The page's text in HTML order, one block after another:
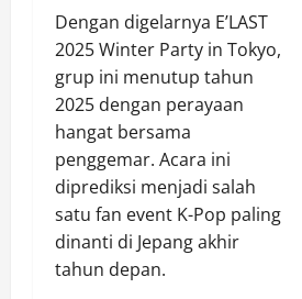
Dengan digelarnya E’LAST
2025 Winter Party in Tokyo,
grup ini menutup tahun
2025 dengan perayaan
hangat bersama
penggemar. Acara ini
diprediksi menjadi salah
satu fan event K-Pop paling
dinanti di Jepang akhir
tahun depan.